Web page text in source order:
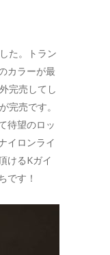
た。トラン
カラーが最
完売してし
完売です。
待望のロッ
イロンライ
けるKガイ
です！